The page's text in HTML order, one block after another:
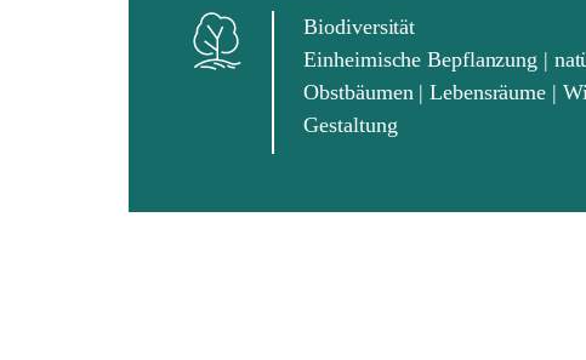
Biodiversität
Einheimische Bepflanzung |
Obstbäumen | Lebensräume |
Gestaltung